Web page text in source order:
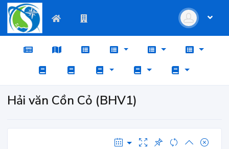
Hải văn Cồn Cỏ (BHV1)